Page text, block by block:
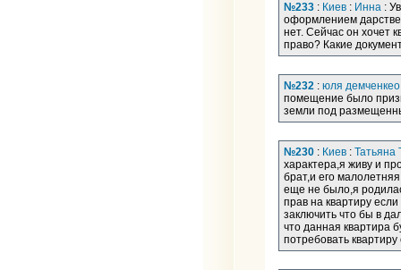
№233 : Киев : Инна :
оформлением
нет. Сейчас он хочет
право? Какие
№232 : юля демченкео
помещение было
земли под
№230 : Киев : Татьяна
характера,я живу и
брат,и его
еще не было,я
прав на квартиру
заключить что бы в
что данная квартира
потребовать